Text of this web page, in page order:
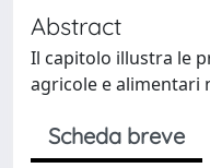
Abstract
Il capitolo illustra le
agricole e alimentari
Scheda breve